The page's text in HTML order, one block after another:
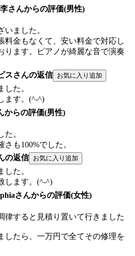
李さんからの評価(男性)
いました。
料金もなくて、安い料金で対応し
ります。ピアノが綺麗な音で演奏
スさんの返信
た。
ます。(^-^)
からの評価(男性)
。
も100%でした。
の返信
た。
します。(^-^)
さんからの評価(女性)
律すると見積り置いて行きました
したら、一万円で全てその修理を